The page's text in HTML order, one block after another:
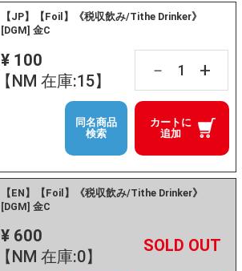
【JP】【Foil】《税収飲み/Tithe Drinker》
[DGM] 金C
¥ 100
【NM 在庫:15】
－ +
カートに
追加
同名商品
検索
【EN】【Foil】《税収飲み/Tithe Drinker》
[DGM] 金C
¥ 600
【NM 在庫:0】
－ +